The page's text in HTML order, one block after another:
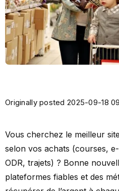
Originally posted 2025-09-18
Vous cherchez le meilleur
selon vos achats (courses,
ODR, trajets) ? Bonne
plateformes fiables et des